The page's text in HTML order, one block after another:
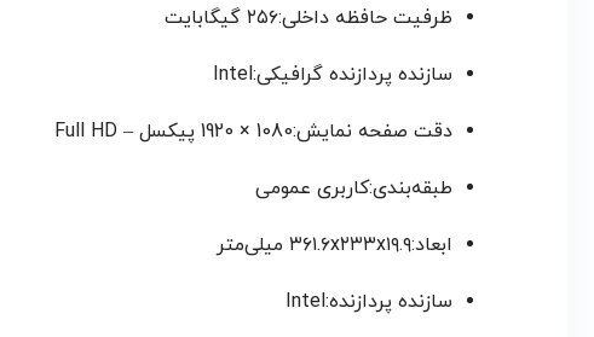
ظرفیت حافظه داخلی:۲۵۶ گیگابایت
سازنده پردازنده گرافیکی:Intel
دقت صفحه نمایش:1080 × 1920 پیکسل – Full HD
طبقه‌بندی:کاربری عمومی
ابعاد:۳۶۱.۶x۲۳۳x۱۹.۹ میلی‌متر
سازنده پردازنده:Intel